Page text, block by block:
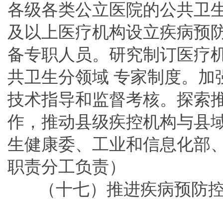
各级各类公立医院的公共卫
及以上医疗机构设立疾病预
备专职人员。研究制订医疗
共卫生分领域 专家制度。
技术指导和监督考核。探索
作，推动县级疾控机构与县
生健康委、工业和信息化部
职责分工负责）
（十七）推进疾病预防